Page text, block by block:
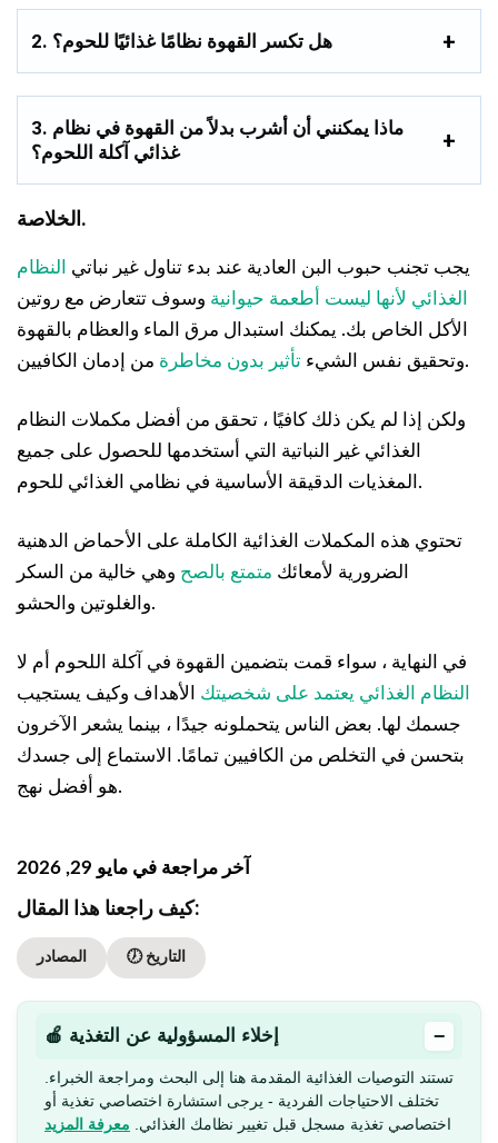
2. هل تكسر القهوة نظامًا غذائيًا للحوم؟
3. ماذا يمكنني أن أشرب بدلاً من القهوة في نظام
غذائي آكلة اللحوم؟
الخلاصة.
يجب تجنب حبوب البن العادية عند بدء تناول غير نباتي
النظام
الغذائي لأنها ليست أطعمة حيوانية وسوف تتعارض مع روتين
الأكل الخاص بك. يمكنك استبدال مرق الماء والعظام بالقهوة
وتحقيق نفس الشيء تأثير بدون مخاطرة من إدمان الكافيين.
ولكن إذا لم يكن ذلك كافيًا ، تحقق من أفضل مكملات النظام
الغذائي غير النباتية التي أستخدمها للحصول على جميع
المغذيات الدقيقة الأساسية في نظامي الغذائي للحوم.
تحتوي هذه المكملات الغذائية الكاملة على الأحماض الدهنية
الضرورية لأمعائك متمتع بالصح وهي خالية من السكر
والغلوتين والحشو.
في النهاية ، سواء قمت بتضمين القهوة في آكلة اللحوم أم لا
النظام الغذائي يعتمد على شخصيتك الأهداف وكيف يستجيب
جسمك لها. بعض الناس يتحملونه جيدًا ، بينما يشعر الآخرون
بتحسن في التخلص من الكافيين تمامًا. الاستماع إلى جسدك
هو أفضل نهج.
آخر مراجعة في مايو 29, 2026
كيف راجعنا هذا المقال:
المصادر 🕖 التاريخ
🍎 إخلاء المسؤولية عن التغذية −
تستند التوصيات الغذائية المقدمة هنا إلى البحث ومراجعة الخبراء.
تختلف الاحتياجات الفردية - يرجى استشارة اختصاصي تغذية أو
اختصاصي تغذية مسجل قبل تغيير نظامك الغذائي. معرفة المزيد